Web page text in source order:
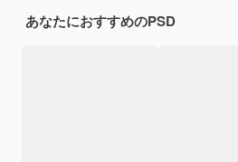
あなたにおすすめのPSD